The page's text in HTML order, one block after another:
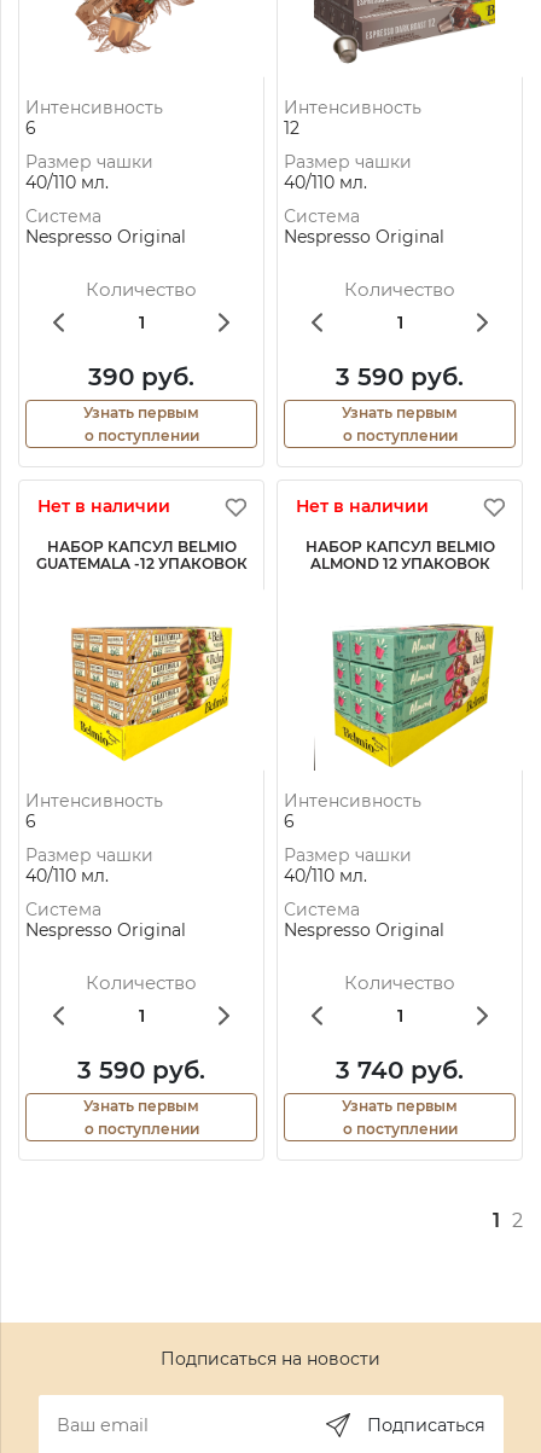
Интенсивность
6
Размер чашки
40/110 мл.
Система
Nespresso Original
Количество
390 руб.
Узнать первым
о поступлении
Интенсивность
12
Размер чашки
40/110 мл.
Система
Nespresso Original
Количество
3 590 руб.
Узнать первым
о поступлении
Нет в наличии
НАБОР КАПСУЛ BELMIO
GUATEMALA -12 УПАКОВОК
Интенсивность
6
Размер чашки
40/110 мл.
Система
Nespresso Original
Количество
3 590 руб.
Узнать первым
о поступлении
Нет в наличии
НАБОР КАПСУЛ BELMIO
ALMOND 12 УПАКОВОК
Интенсивность
6
Размер чашки
40/110 мл.
Система
Nespresso Original
Количество
3 740 руб.
Узнать первым
о поступлении
1 2
Подписаться на новости
Подписаться